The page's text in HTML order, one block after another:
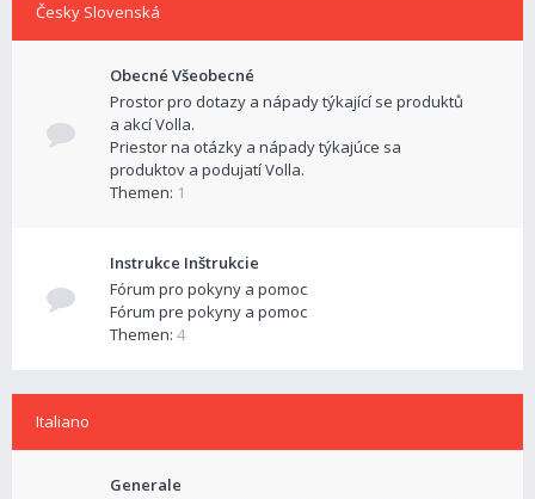
Česky Slovenská
Obecné Všeobecné
Prostor pro dotazy a nápady týkající se produktů
a akcí Volla.
Priestor na otázky a nápady týkajúce sa
produktov a podujatí Volla.
Themen: 1
Instrukce Inštrukcie
Fórum pro pokyny a pomoc
Fórum pre pokyny a pomoc
Themen: 4
Italiano
Generale